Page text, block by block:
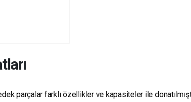
parçalar farklı özellikler ve kapasiteler ile